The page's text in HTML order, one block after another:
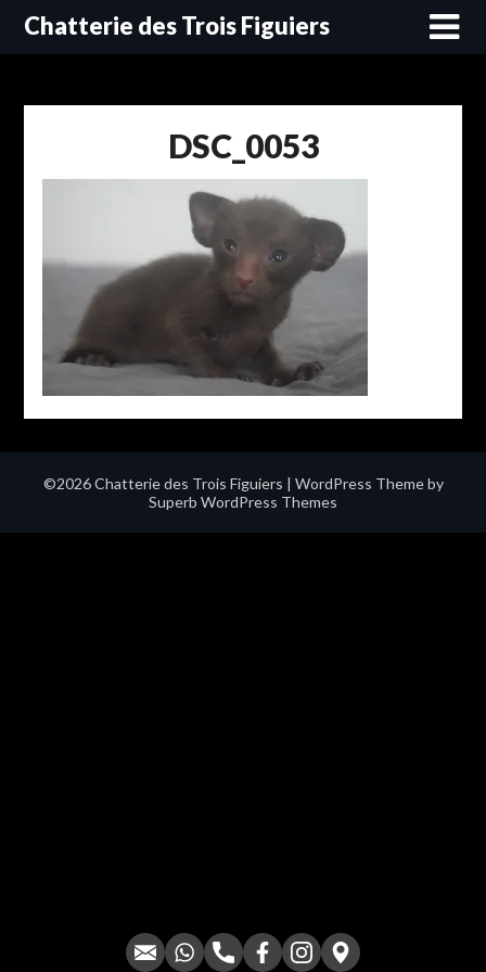
SkipChatterie des Trois Figuiers
DSC_0053
©2026 Chatterie des Trois Figuiers | WordPress Theme by
Superb WordPress Themes